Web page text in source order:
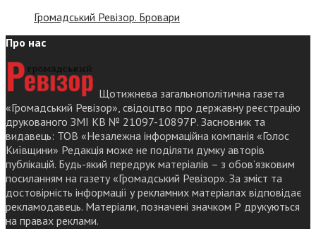
Громадський Ревізор. Бровари
Про нас
Щотижнева загальнополітична газета
«Громадський Ревізор», свідоцтво про державну реєстрацію
друкованого ЗМІ КВ № 21097-10897Р. Засновник та
видавець: ТОВ «Незалежна інформаційна компанія «Голос
Київщини» Редакція може не поділяти думку авторів
публікацій. Будь-який передрук матеріалів – з обов’язковим
посиланням на газету «Громадський Ревізор». За зміст та
достовірність інформації у рекламних матеріалах відповідає
рекламодавець. Матеріали, позначені значком Р друкуються
на правах реклами.